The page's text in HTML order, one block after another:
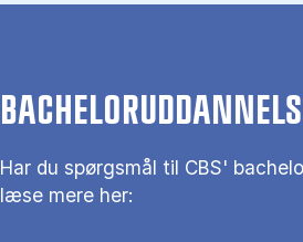
Har du spørgsmål til CBS'
læse mere her: